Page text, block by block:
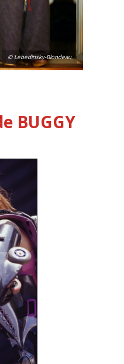
© Lebedinsky-Blondeau
BUGGY